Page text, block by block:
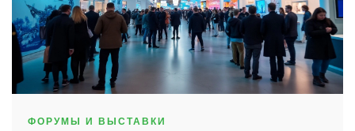
ФОРУМЫ И ВЫСТАВКИ